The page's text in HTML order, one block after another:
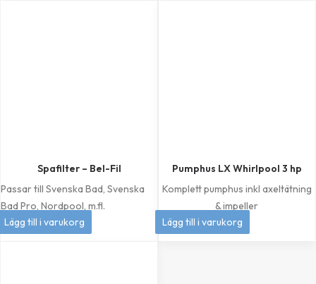
Spafilter – Bel-Fil
Passar till Svenska Bad, Svenska
Bad Pro, Nordpool, m.fl.
399kr
Lägg till i varukorg
Pumphus LX Whirlpool 3 hp
Komplett pumphus inkl axeltätning
& impeller
1 049kr
Lägg till i varukorg